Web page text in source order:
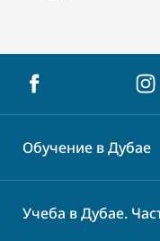
Обучение в Дубае
Учеба в Дубае.